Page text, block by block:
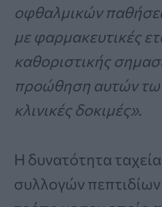
οφθαλμικών
με φαρμακευτικές
καθοριστικής
προώθηση αυτών
κλινικές δοκιμές».
Η δυνατότητα
συλλογών πεπτιδίων